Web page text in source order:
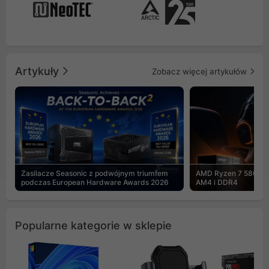
Artykuły Zobacz więcej artykułów
Zasilacze Seasonic z podwójnym triumfem
podczas European Hardware Awards 2026
AMD Ryzen 7
AM4 i DDR4
Popularne kategorie w sklepie